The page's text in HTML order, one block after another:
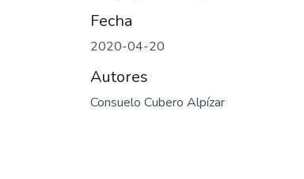
Fecha
2020-04-20
Autores
Consuelo Cubero Alpízar